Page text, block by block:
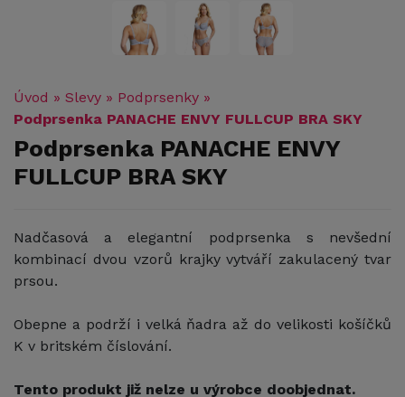
Úvod » Slevy » Podprsenky »
Podprsenka PANACHE ENVY FULLCUP BRA SKY
Podprsenka PANACHE ENVY
FULLCUP BRA SKY
Nadčasová a elegantní podprsenka s nevšední
kombinací dvou vzorů krajky vytváří zakulacený tvar
prsou.
Obepne a podrží i velká ňadra až do velikosti košíčků
K v britském číslování.
Tento produkt již nelze u výrobce doobjednat.